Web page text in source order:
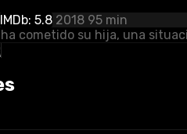
IMDb: 5.8 2018 95 min
cometido su hija, una